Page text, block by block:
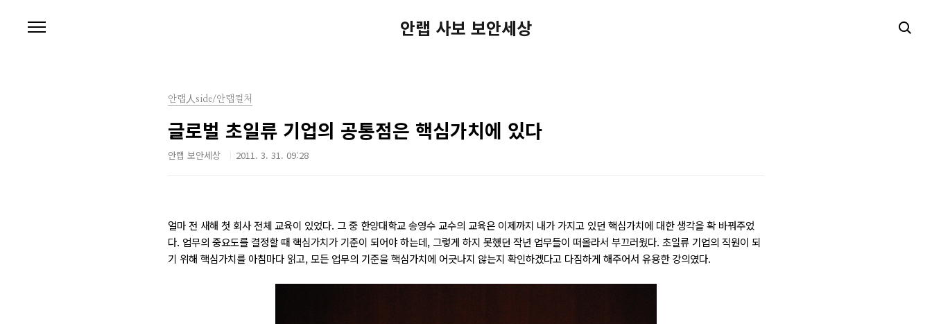
안랩 사보 보안세상
안랩人side/안랩컬처
글로벌 초일류 기업의 공통점은 핵심가치에 있다
안랩 보안세상 2011. 3. 31. 09:28
얼마 전 새해 첫 회사 전체 교육이 있었다. 그 중 한양대학교 송영수 교수의 교육은 이제까지 내가 가지고 있던 핵심가치에 대한 생각을 확 바꿔주었
다. 업무의 중요도를 결정할 때 핵심가치가 기준이 되어야 하는데, 그렇게 하지 못했던 작년 업무들이 떠올라서 부끄러웠다. 초일류 기업의 직원이 되
기 위해 핵심가치를 아침마다 읽고, 모든 업무의 기준을 핵심가치에 어긋나지 않는지 확인하겠다고 다짐하게 해주어서 유용한 강의였다.